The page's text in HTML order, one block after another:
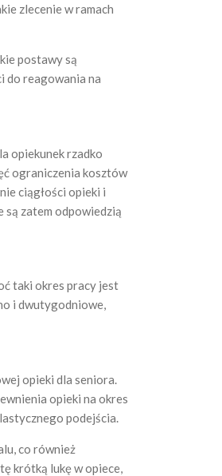
zlecenie w ramach
postawy są
do reagowania na
opiekunek rzadko
ograniczenia kosztów
ciągłości opieki i
są zatem odpowiedzią
taki okres pracy jest
i dwutygodniowe,
opieki dla seniora.
opieki na okres
podejścia.
co również
krótką lukę w opiece,